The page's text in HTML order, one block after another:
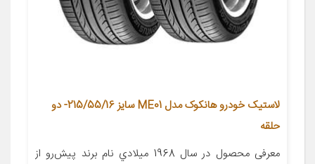
لاستیک خودرو هانکوک مدل ME01 سایز 215/55/16- دو
حلقه
معرفی محصول در سال 1968 ميلادي نام برند پيش‌رو از